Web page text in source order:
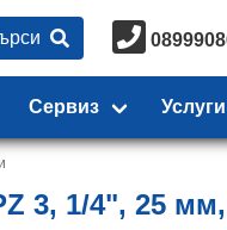
Сервиз Услуги
3, 1/4", 25